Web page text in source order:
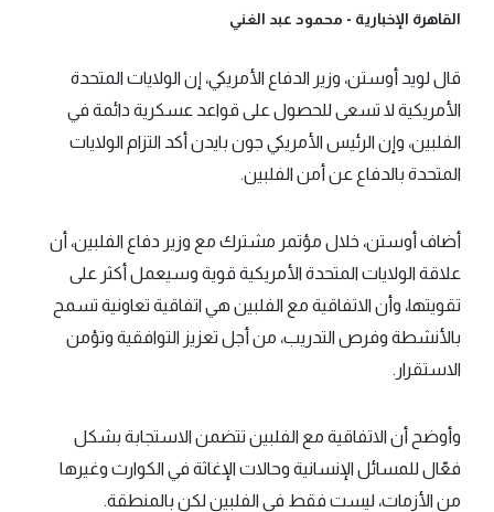
القاهرة الإخبارية - محمود عبد الغني
قال لويد أوستن، وزير الدفاع الأمريكي، إن الولايات المتحدة
الأمريكية لا تسعى للحصول على قواعد عسكرية دائمة في
الفلبين، وإن الرئيس الأمريكي جون بايدن أكد التزام الولايات
المتحدة بالدفاع عن أمن الفلبين.
أضاف أوستن، خلال مؤتمر مشترك مع وزير دفاع الفلبين، أن
علاقة الولايات المتحدة الأمريكية قوية وسيعمل أكثر على
تقويتها، وأن الاتفاقية مع الفلبين هي اتفاقية تعاونية تسمح
بالأنشطة وفرص التدريب، من أجل تعزيز التوافقية وتؤمن
الاستقرار.
وأوضح أن الاتفاقية مع الفلبين تتضمن الاستجابة بشكل
فعّال للمسائل الإنسانية وحالات الإغاثة في الكوارث وغيرها
من الأزمات، ليست فقط في الفلبين لكن بالمنطقة.